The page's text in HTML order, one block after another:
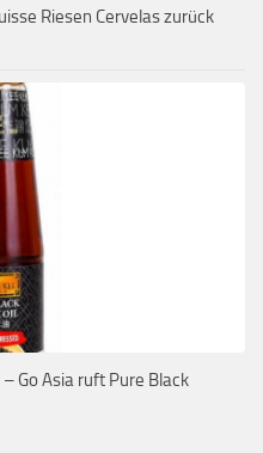
Riesen Cervelas zurück
Go Asia ruft Pure Black